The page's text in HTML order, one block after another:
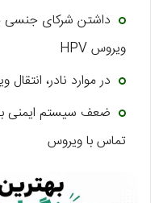
داشتن شرکای جنسی
ویروس HPV
در موارد نادر، انتقال
ضعف سیستم ایمنی
تماس با ویروس